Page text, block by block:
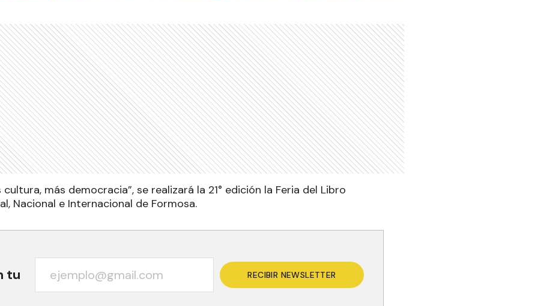
cultura, más democracia”, se realizará la 21° edición la Feria del Libro
Nacional e Internacional de Formosa.
tu RECIBIR NEWSLETTER